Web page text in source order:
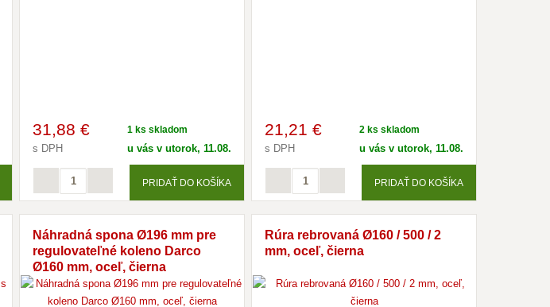
31,88 €
s DPH
1 ks skladom
u vás v utorok, 11.08.
PRIDAŤ DO KOŠÍKA
21,21 €
s DPH
2 ks skladom
u vás v utorok, 11.08.
PRIDAŤ DO KOŠÍKA
Náhradná spona Ø196 mm pre
regulovateľné koleno Darco
Ø160 mm, oceľ, čierna
Rúra rebrovaná Ø160 / 500 / 2
mm, oceľ, čierna